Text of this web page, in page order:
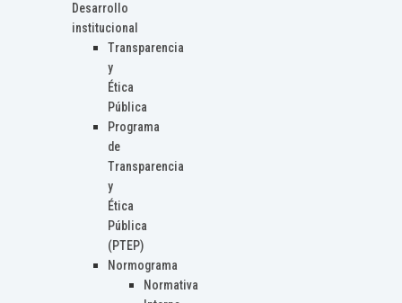
Desarrollo
institucional
Transparencia
y
Ética
Pública
Programa
de
Transparencia
y
Ética
Pública
(PTEP)
Normograma
Normativa